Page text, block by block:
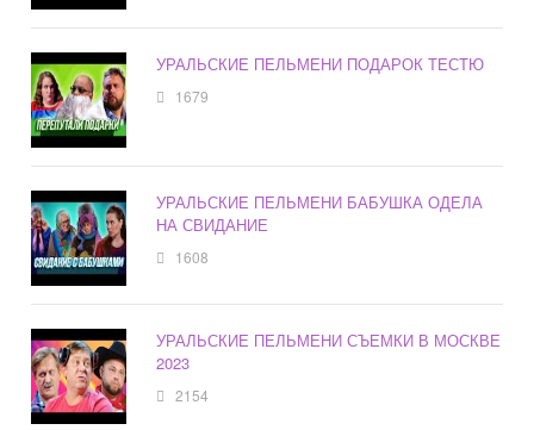
УРАЛЬСКИЕ ПЕЛЬМЕНИ ПОДАРОК ТЕСТЮ
1679
УРАЛЬСКИЕ ПЕЛЬМЕНИ БАБУШКА ОДЕЛА
НА СВИДАНИЕ
1608
УРАЛЬСКИЕ ПЕЛЬМЕНИ СЪЕМКИ В МОСКВЕ
2023
2154